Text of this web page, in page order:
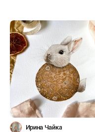
Ирина Чайка